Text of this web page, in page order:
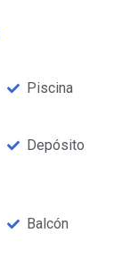
Piscina
Depósito
Balcón